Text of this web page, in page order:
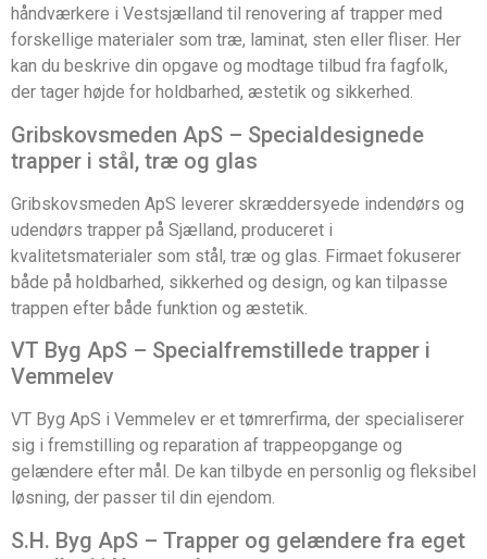
håndværkere i Vestsjælland til renovering af trapper med
forskellige materialer som træ, laminat, sten eller fliser. Her
kan du beskrive din opgave og modtage tilbud fra fagfolk,
der tager højde for holdbarhed, æstetik og sikkerhed.
Gribskovsmeden ApS – Specialdesignede
trapper i stål, træ og glas
Gribskovsmeden ApS leverer skræddersyede indendørs og
udendørs trapper på Sjælland, produceret i
kvalitetsmaterialer som stål, træ og glas. Firmaet fokuserer
både på holdbarhed, sikkerhed og design, og kan tilpasse
trappen efter både funktion og æstetik.
VT Byg ApS – Specialfremstillede trapper i
Vemmelev
VT Byg ApS i Vemmelev er et tømrerfirma, der specialiserer
sig i fremstilling og reparation af trappeopgange og
gelændere efter mål. De kan tilbyde en personlig og fleksibel
løsning, der passer til din ejendom.
S.H. Byg ApS – Trapper og gelændere fra eget